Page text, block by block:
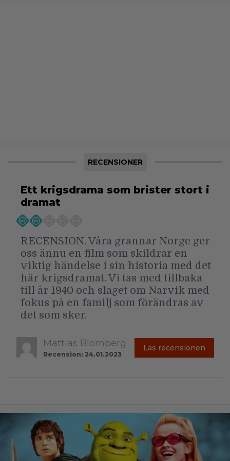
RECENSIONER
Ett krigsdrama som brister stort i
dramat
RECENSION. Våra grannar Norge ger
oss ännu en film som skildrar en
viktig händelse i sin historia med det
här krigsdramat. Vi tas med tillbaka
till år 1940 och slaget om Narvik med
fokus på en familj som förändras av
det som sker.
Mattias Blomberg
Recension: 24.01.2023
Läs recensionen